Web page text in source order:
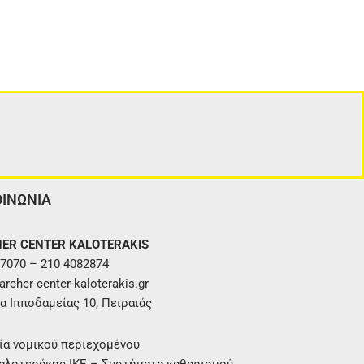
CENTER KALOTERAKIS
– 210 4082874
center-kaloterakis.gr
Ιπποδαμείας 10, Πειραιάς
νομικού περιεχομένου